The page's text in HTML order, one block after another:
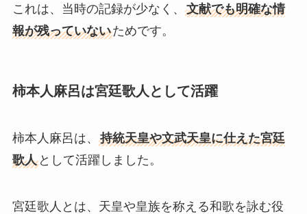
これは、当時の記録が少なく、 文献でも明確な情
報が残っていないためです。
柿本人麻呂は宮廷歌人として活躍
柿本人麻呂は、 持統天皇や文武天皇に仕えた宮廷
歌人として活躍しました。
宮廷歌人とは、天皇や皇族を称える和歌を詠む役